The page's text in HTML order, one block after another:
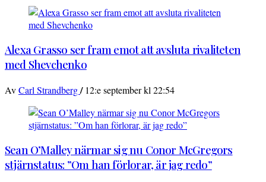
Alexa Grasso ser fram emot att avsluta rivaliteten
med Shevchenko
AvCarl Strandberg/ 12:e september kl 22:54
Sean O’Malley närmar sig nu Conor McGregors
stjärnstatus: ”Om han förlorar, är jag redo”